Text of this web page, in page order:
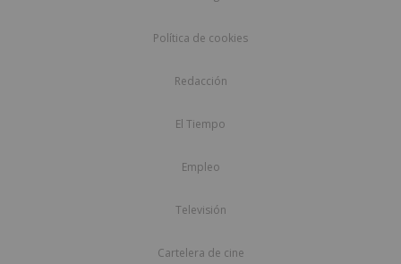
Política de cookies
Redacción
El Tiempo
Empleo
Televisión
Cartelera de cine